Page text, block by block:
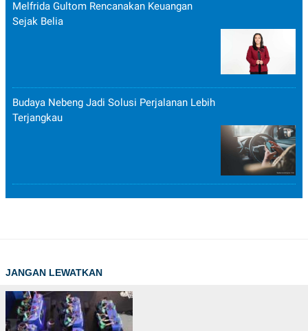
Melfrida Gultom Rencanakan Keuangan
Sejak Belia
Budaya Nebeng Jadi Solusi Perjalanan Lebih
Terjangkau
JANGAN LEWATKAN